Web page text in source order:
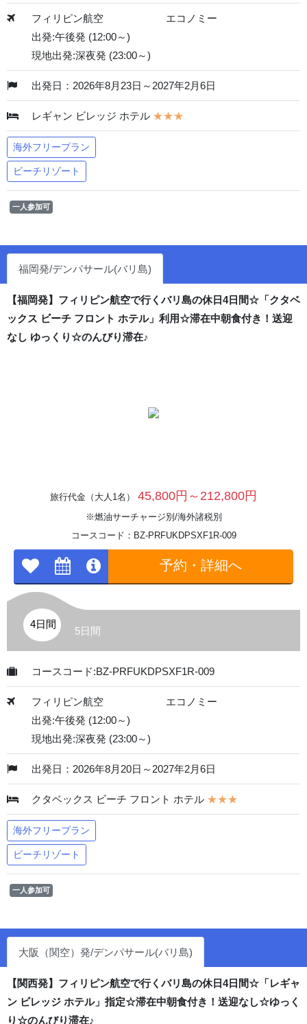
フィリピン航空
エコノミー
出発:午後発 (12:00～)
現地出発:深夜発 (23:00～)
出発日：2026年8月23日～2027年2月6日
レギャン ビレッジ ホテル ★★★
海外フリープラン
ビーチリゾート
一人参加可
福岡発/デンパサール(バリ島)
【福岡発】フィリピン航空で行くバリ島の休日4日間☆「クタベ
ックス ビーチ フロント ホテル」利用☆滞在中朝食付き！送迎
なし ゆっくり☆のんびり滞在♪
旅行代金（大人1名） 45,800円～212,800円
※燃油サーチャージ別/海外諸税別
コースコード：BZ-PRFUKDPSXF1R-009
予約・詳細へ
4日間
5日間
コースコード:BZ-PRFUKDPSXF1R-009
フィリピン航空
エコノミー
出発:午後発 (12:00～)
現地出発:深夜発 (23:00～)
出発日：2026年8月20日～2027年2月6日
クタベックス ビーチ フロント ホテル ★★★
海外フリープラン
ビーチリゾート
一人参加可
大阪（関空）発/デンパサール(バリ島)
【関西発】フィリピン航空で行くバリ島の休日4日間☆「レギャ
ン ビレッジ ホテル」指定☆滞在中朝食付き！送迎なし☆ゆっく
り☆のんびり滞在♪